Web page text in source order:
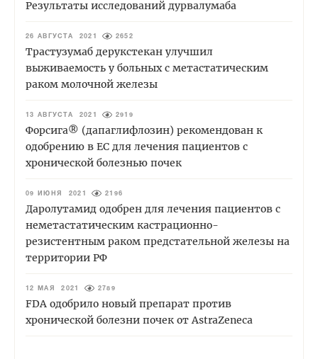
Результаты исследований дурвалумаба
26 АВГУСТА 2021 2652
Трастузумаб дерукстекан улучшил
выживаемость у больных с метастатическим
раком молочной железы
13 АВГУСТА 2021 2919
Форсига® (дапаглифлозин) рекомендован к
одобрению в ЕС для лечения пациентов с
хронической болезнью почек
09 ИЮНЯ 2021 2196
Даролутамид одобрен для лечения пациентов с
неметастатическим кастрационно-
резистентным раком предстательной железы на
территории РФ
12 МАЯ 2021 2789
FDA одобрило новый препарат против
хронической болезни почек от AstraZeneca